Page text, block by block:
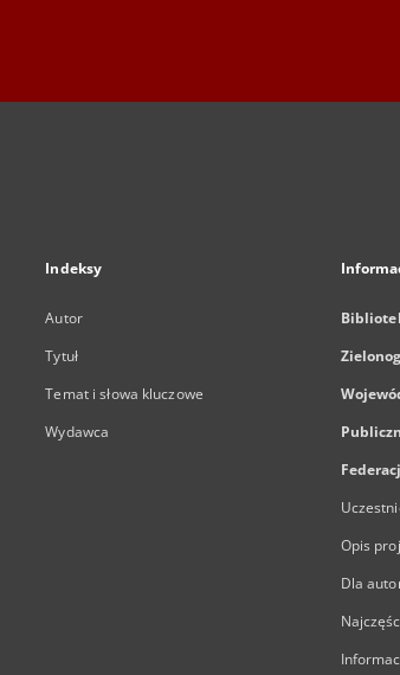
Indeksy
Autor
Tytuł
Temat i słowa kluczowe
Wydawca
Opis
Dla